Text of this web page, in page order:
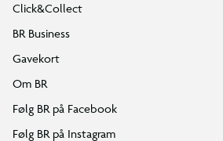
Click&Collect
BR Business
Gavekort
Om BR
Følg BR på Facebook
Følg BR på Instagram